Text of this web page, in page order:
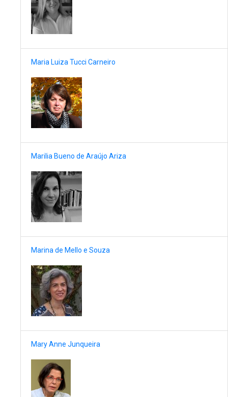
Maria Luiza Tucci Carneiro
Marilia Bueno de Araújo Ariza
Marina de Mello e Souza
Mary Anne Junqueira